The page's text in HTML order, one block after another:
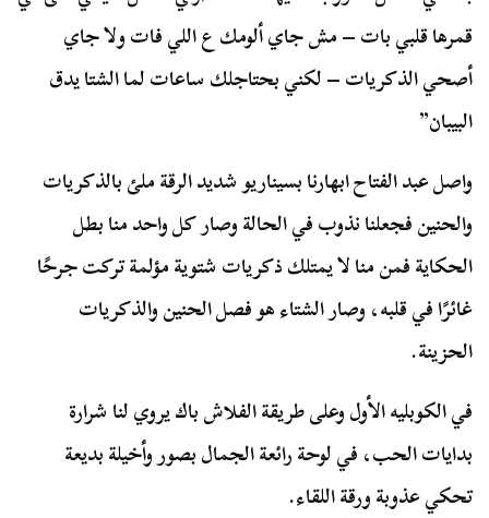
قمرها قلبي بات – مش جاي ألومك ع اللي فات ولا جاي
أصحي الذكريات – لكني بحتاجلك ساعات لما الشتا يدق
البيبان”
واصل عبد الفتاح ابهارنا بسيناريو شديد الرقة ملئ بالذكريات
والحنين فجعلنا نذوب في الحالة وصار كل واحد منا بطل
الحكاية فمن منا لا يمتلك ذكريات شتوية مؤلمة تركت جرحًا
غائرًا في قلبه، وصار الشتاء هو فصل الحنين والذكريات
الحزينة.
في الكوبليه الأول وعلى طريقة الفلاش باك يروي لنا شرارة
بدايات الحب، في لوحة رائعة الجمال بصور وأخيلة بديعة
تحكي عذوبة ورقة اللقاء.